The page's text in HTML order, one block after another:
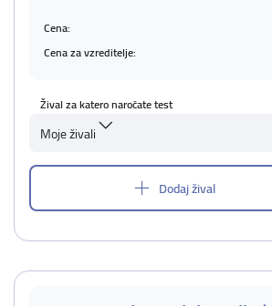
Cena:
Cena za vzreditelje:
Žival za katero naročate test
Moje živali
Dodaj žival